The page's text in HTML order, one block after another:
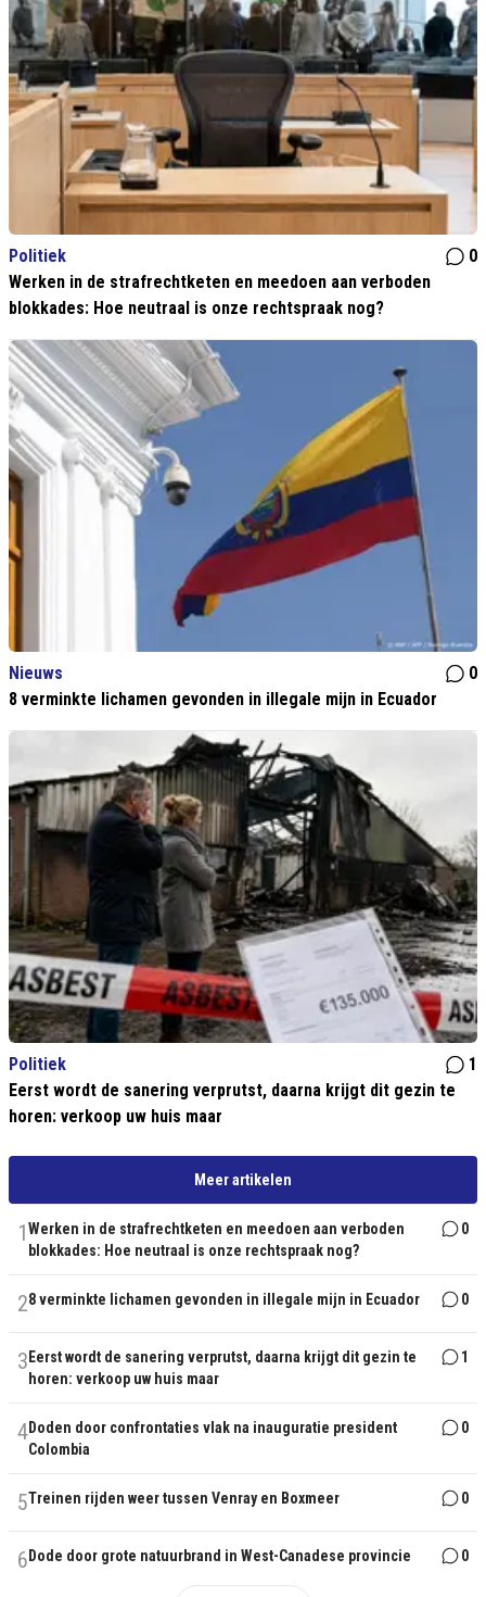
Politiek
0
Werken in de strafrechtketen en meedoen aan verboden
blokkades: Hoe neutraal is onze rechtspraak nog?
Nieuws
0
8 verminkte lichamen gevonden in illegale mijn in Ecuador
Politiek
1
Eerst wordt de sanering verprutst, daarna krijgt dit gezin te
horen: verkoop uw huis maar
Meer artikelen
1Werken in de strafrechtketen en meedoen aan verboden
blokkades: Hoe neutraal is onze rechtspraak nog?
0
28 verminkte lichamen gevonden in illegale mijn in Ecuador 0
3 Eerst wordt de sanering verprutst, daarna krijgt dit gezin te
horen: verkoop uw huis maar
1
4Doden door confrontaties vlak na inauguratie president
Colombia
0
5Treinen rijden weer tussen Venray en Boxmeer 0
6 Dode door grote natuurbrand in West-Canadese provincie 0